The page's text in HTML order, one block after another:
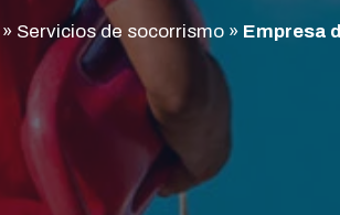
Servicios de socorrismo» Empresa